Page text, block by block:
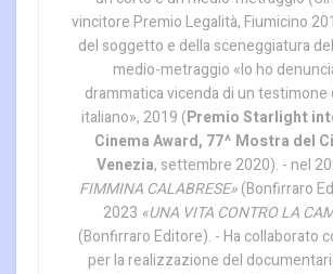
vincitore Premio Legalità, Fiumicino
del soggetto e della sceneggiatura
medio-metraggio «Io ho
drammatica vicenda di un testimone
italiano», 2019 (Premio Starlight
Cinema Award, 77^ Mostra del
Venezia, settembre 2020). - nel
FIMMINA CALABRESE»(Bonfirraro
2023 «UNA VITA CONTRO LA
(Bonfirraro Editore). - Ha collaborato
per la realizzazione del